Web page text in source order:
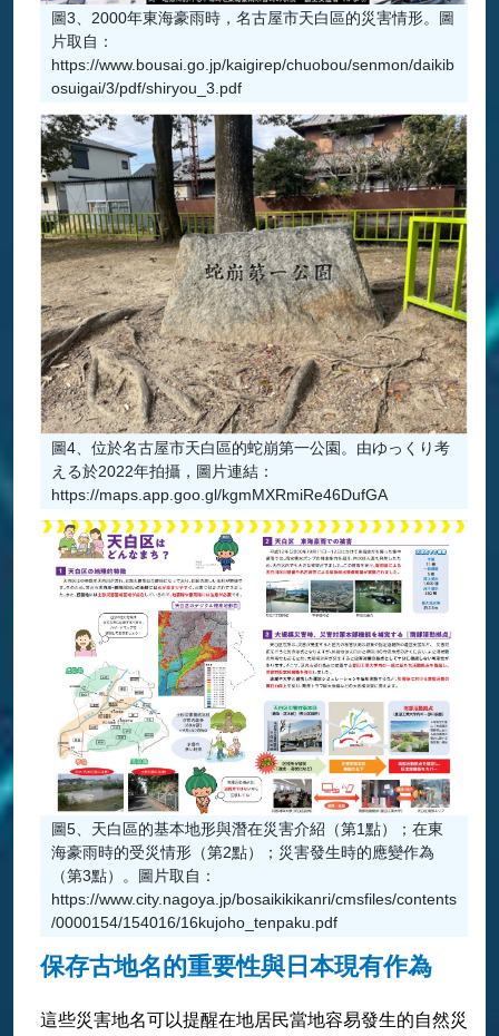
圖3、2000年東海豪雨時，名古屋市天白區的災害情形。圖
片取自：
https://www.bousai.go.jp/kaigirep/chuobou/senmon/daikib
osuigai/3/pdf/shiryou_3.pdf
圖4、位於名古屋市天白區的蛇崩第一公園。由ゆっくり考
える於2022年拍攝，圖片連結：
https://maps.app.goo.gl/kgmMXRmiRe46DufGA
圖5、天白區的基本地形與潛在災害介紹（第1點）；在東
海豪雨時的受災情形（第2點）；災害發生時的應變作為
（第3點）。圖片取自：
https://www.city.nagoya.jp/bosaikikikanri/cmsfiles/contents
/0000154/154016/16kujoho_tenpaku.pdf
保存古地名的重要性與日本現有作為
這些災害地名可以提醒在地居民當地容易發生的自然災